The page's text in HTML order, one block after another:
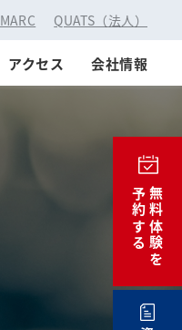
MARC QUATS（法人）
アクセス 会社情報
無料体験を
予約する